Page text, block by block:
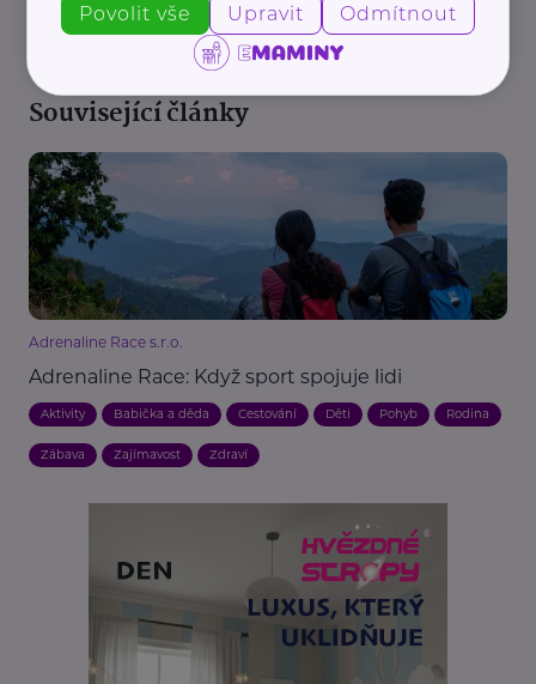
Související články
Adrenaline Race s.r.o.
Adrenaline Race: Když sport spojuje lidi
Aktivity Babička a děda Cestování Děti Pohyb Rodina
Zábava Zajímavost Zdraví
Povolit vše Upravit Odmítnout